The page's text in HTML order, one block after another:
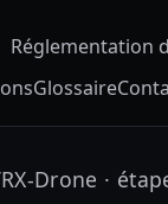
Réglementation
Glossaire
Drone ·